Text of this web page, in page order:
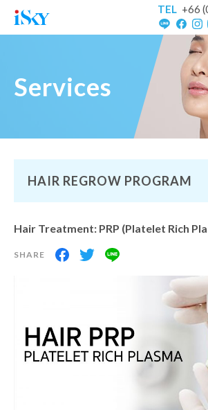
TEL +66
Services
HAIR REGROW PROGRAM
Hair Treatment: PRP (Platelet Rich